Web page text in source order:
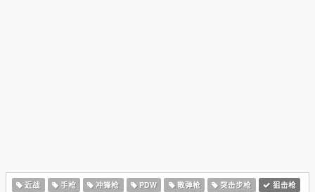
近战 手枪 冲锋枪 PDW 散弹枪 突击步枪
狙击枪